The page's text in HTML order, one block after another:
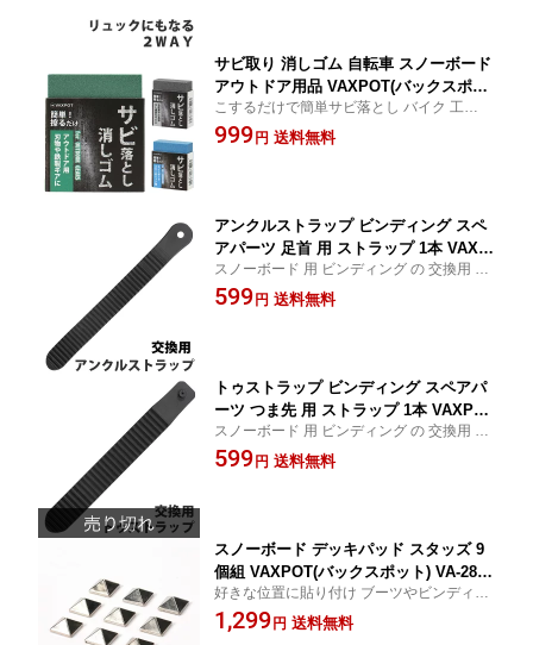
サビ取り 消しゴム 自転車 スノーボード
アウトドア用品 VAXPOT(バックスポッ
ト) VA-2854 サビ落とし サビ落とし消し
ゴム サビ取り消しゴム さびとり 錆落と
こするだけで簡単サビ落とし バイク 工具
スキー スノボ ギア エッジ 刃物 ナイフ 鉄製
ギア ラストリムーバー ラストイレイサー
999円 送料無料
アンクルストラップ ビンディング スペ
アパーツ 足首 用 ストラップ 1本 VAXP
OT(バックスポット) VA-2852 長さ調整
ベルト 片足用 交換用パーツ アンクル
スノーボード 用 ビンディング の 交換用 予
備パーツ アンクル ベルト 部品 交換 予備
パーツ
599円 送料無料
トゥストラップ ビンディング スペアパ
ーツ つま先 用 ストラップ 1本 VAXPOT
(バックスポット) VA-2851 長さ調整 ベ
ルト 片足用 交換用パーツ トゥーストラ
スノーボード 用 ビンディング の 交換用 予
備パーツ トゥ トゥー ツゥ ベルト 部品 交
換 予備 パーツ
599円 送料無料
スノーボード デッキパッド スタッズ 9
個組 VAXPOT(バックスポット) VA-2808
ロック スタッド ピラミッド型 シルバー
メタル 金属 9個セット スノボ デッキパ
好きな位置に貼り付け ブーツやビンディン
グの位置にあわせて デッキパッド デッキパ
ット 滑り止め スノボ スノーボード
1,299円 送料無料